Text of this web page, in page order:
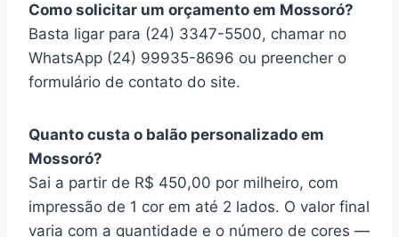
Como solicitar um orçamento em Mossoró?
Basta ligar para (24) 3347-5500, chamar no
WhatsApp (24) 99935-8696 ou preencher o
formulário de contato do site.
Quanto custa o balão personalizado em
Mossoró?
Sai a partir de R$ 450,00 por milheiro, com
impressão de 1 cor em até 2 lados. O valor final
varia com a quantidade e o número de cores —